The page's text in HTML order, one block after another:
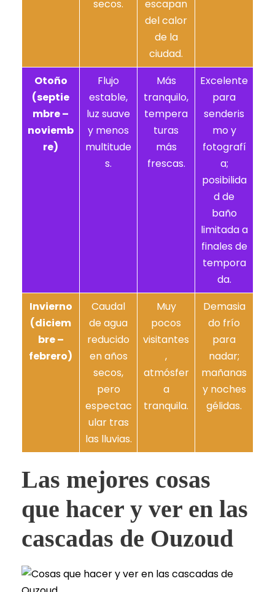
secos.
escapan
del calor
de la
ciudad.
Otoño
(septie
mbre –
noviemb
re)
Flujo
estable,
luz suave
y menos
multitude
s.
Más
tranquilo,
tempera
turas
más
frescas.
Excelente
para
senderis
mo y
fotografí
a;
posibilida
d de
baño
limitada a
finales de
tempora
da.
Invierno
(diciem
bre –
febrero)
Caudal
de agua
reducido
en años
secos,
pero
espectac
ular tras
las lluvias.
Muy
pocos
visitantes
,
atmósfer
a
tranquila.
Demasia
do frío
para
nadar;
mañanas
y noches
gélidas.
Las mejores cosas
que hacer y ver en las
cascadas de Ouzoud